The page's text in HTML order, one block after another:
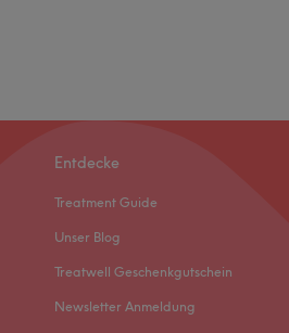
Entdecke
Treatment Guide
Unser Blog
Treatwell Geschenkgutschein
Newsletter Anmeldung